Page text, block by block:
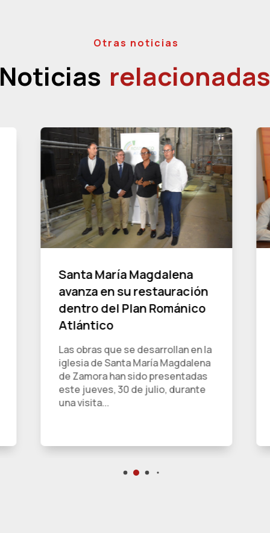
Otras noticias
Noticias relacionadas
Santa María Magdalena
avanza en su restauración
dentro del Plan Románico
Atlántico
Las obras que se desarrollan en la
iglesia de Santa María Magdalena
de Zamora han sido presentadas
este jueves, 30 de julio, durante
una visita...